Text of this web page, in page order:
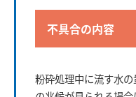
不具合の内容
粉砕処理中に流す水